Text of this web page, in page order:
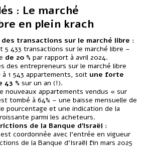
: Le marché
en plein krach
transactions sur le marché libre :
5 433 transactions sur le marché libre –
de 20 % par rapport à avril 2024.
des entrepreneurs sur le marché libre
1 543 appartements, soit une forte
43 % sur un an (!).
nouveaux appartements vendus « sur
tombé à 64% – une baisse mensuelle de
pourcentage et une indication de la
parmi les acheteurs.
de la Banque d'Israël :
coordonnée avec l’entrée en vigueur
de la Banque d’Israël fin mars 2025